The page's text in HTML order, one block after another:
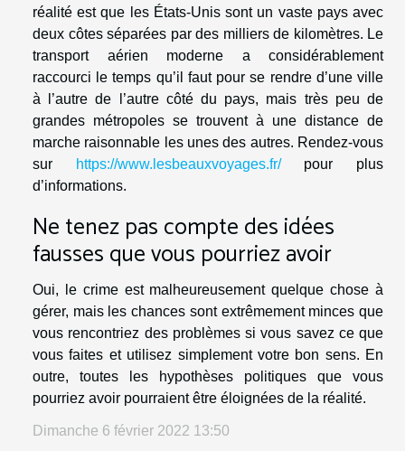
réalité est que les États-Unis sont un vaste pays avec
deux côtes séparées par des milliers de kilomètres. Le
transport aérien moderne a considérablement
raccourci le temps qu’il faut pour se rendre d’une ville
à l’autre de l’autre côté du pays, mais très peu de
grandes métropoles se trouvent à une distance de
marche raisonnable les unes des autres. Rendez-vous
sur
https://www.lesbeauxvoyages.fr/pour plus
d’informations.
Ne tenez pas compte des idées
fausses que vous pourriez avoir
Oui, le crime est malheureusement quelque chose à
gérer, mais les chances sont extrêmement minces que
vous rencontriez des problèmes si vous savez ce que
vous faites et utilisez simplement votre bon sens. En
outre, toutes les hypothèses politiques que vous
pourriez avoir pourraient être éloignées de la réalité.
Dimanche 6 février 2022 13:50